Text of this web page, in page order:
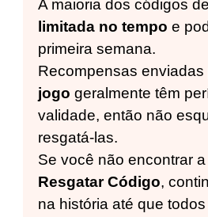
A maioria dos códigos
limitada no tempo e
primeira semana.
Recompensas enviadas
jogo geralmente têm
validade, então não
resgatá-las.
Se você não encontrar
Resgatar Código,
na história até que